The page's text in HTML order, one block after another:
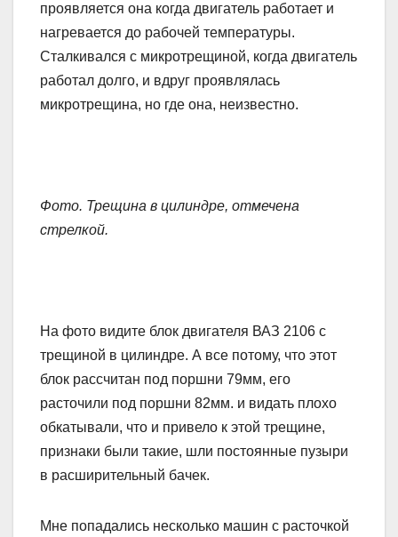
проявляется она когда двигатель работает и
нагревается до рабочей температуры.
Сталкивался с микротрещиной, когда двигатель
работал долго, и вдруг проявлялась
микротрещина, но где она, неизвестно.
Фото. Трещина в цилиндре, отмечена
стрелкой.
На фото видите блок двигателя ВАЗ 2106 с
трещиной в цилиндре. А все потому, что этот
блок рассчитан под поршни 79мм, его
расточили под поршни 82мм. и видать плохо
обкатывали, что и привело к этой трещине,
признаки были такие, шли постоянные пузыри
в расширительный бачек.
Мне попадались несколько машин с расточкой